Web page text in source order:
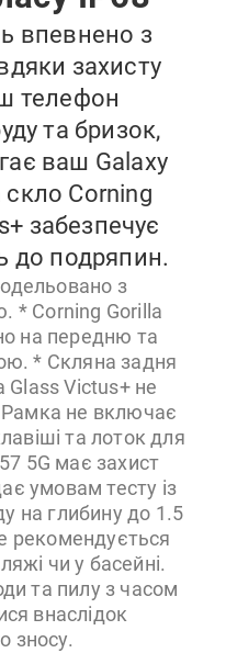
впевнено з
захисту
телефон
та бризок,
ваш Galaxy
скло Corning
забезпечує
до подряпин.
з
* Corning Gorilla
на передню та
* Скляна задня
Glass Victus+ не
не включає
та лоток для
5G має захист
умовам тесту із
на глибину до 1.5
рекомендується
чи у басейні.
та пилу з часом
внаслідок
зносу.